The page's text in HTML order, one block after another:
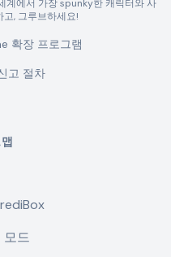
계에서 가장 spunky한 캐릭터와 사
고, 그루브하세요!
확장 프로그램
고 절차
모드